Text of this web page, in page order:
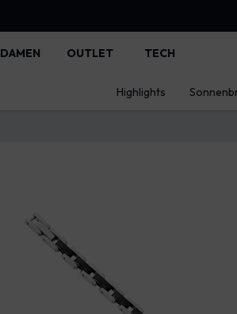
DAMEN OUTLET TECH
Highlights